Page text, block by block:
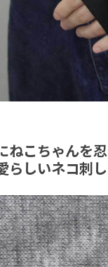
ねこちゃんを
らしいネコ刺